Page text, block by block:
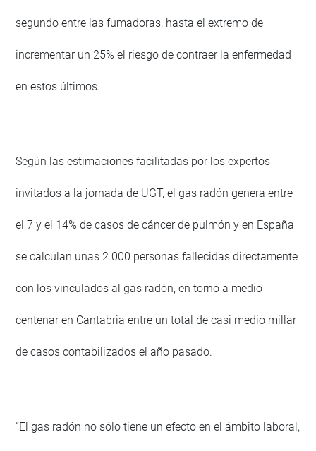
segundo entre las fumadoras, hasta el extremo de
incrementar un 25% el riesgo de contraer la enfermedad
en estos últimos.
Según las estimaciones facilitadas por los expertos
invitados a la jornada de UGT, el gas radón genera entre
el 7 y el 14% de casos de cáncer de pulmón y en España
se calculan unas 2.000 personas fallecidas directamente
con los vinculados al gas radón, en torno a medio
centenar en Cantabria entre un total de casi medio millar
de casos contabilizados el año pasado.
“El gas radón no sólo tiene un efecto en el ámbito laboral,